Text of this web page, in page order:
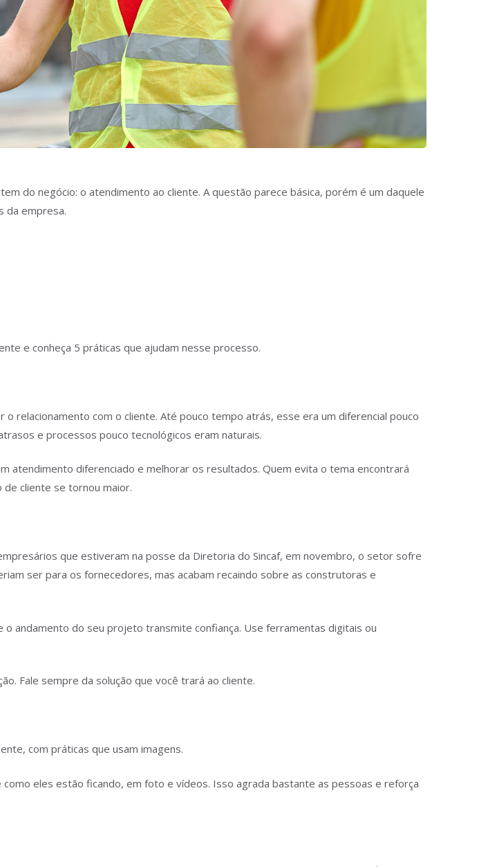
do negócio: o atendimento ao cliente. A questão parece básica, porém é um daquele
da empresa.
e conheça 5 práticas que ajudam nesse processo.
relacionamento com o cliente. Até pouco tempo atrás, esse era um diferencial pouco
e processos pouco tecnológicos eram naturais.
diferenciado e melhorar os resultados. Quem evita o tema encontrará
de cliente se tornou maior.
que estiveram na posse da Diretoria do Sincaf, em novembro, o setor sofre
ser para os fornecedores, mas acabam recaindo sobre as construtoras e
andamento do seu projeto transmite confiança. Use ferramentas digitais ou
Fale sempre da solução que você trará ao cliente.
com práticas que usam imagens.
eles estão ficando, em foto e vídeos. Isso agrada bastante as pessoas e reforça